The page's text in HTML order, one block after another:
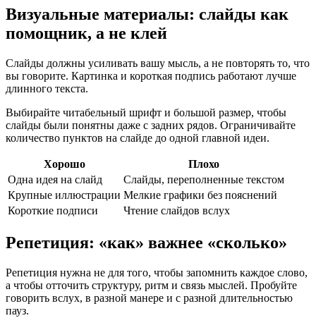
Визуальные материалы: слайды как
помощник, а не клей
Слайды должны усиливать вашу мысль, а не повторять то, что
вы говорите. Картинка и короткая подпись работают лучше
длинного текста.
Выбирайте читабельный шрифт и большой размер, чтобы
слайды были понятны даже с задних рядов. Ограничивайте
количество пунктов на слайде до одной главной идеи.
Хорошо
Плохо
Одна идея на слайд
Слайды, переполненные текстом
Крупные иллюстрации Мелкие графики без пояснений
Короткие подписи
Чтение слайдов вслух
Репетиция: «как» важнее «сколько»
Репетиция нужна не для того, чтобы запомнить каждое слово,
а чтобы отточить структуру, ритм и связь мыслей. Пробуйте
говорить вслух, в разной манере и с разной длительностью
пауз.